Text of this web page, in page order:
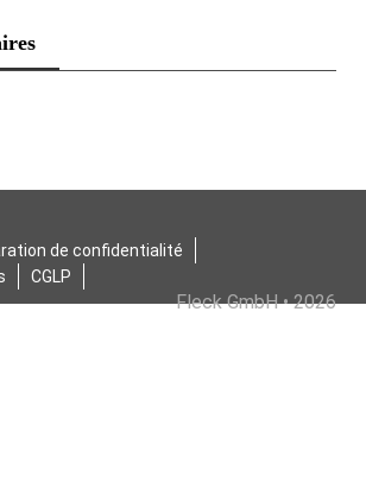
de confidentialité
CGLP
Fleck GmbH • 2026